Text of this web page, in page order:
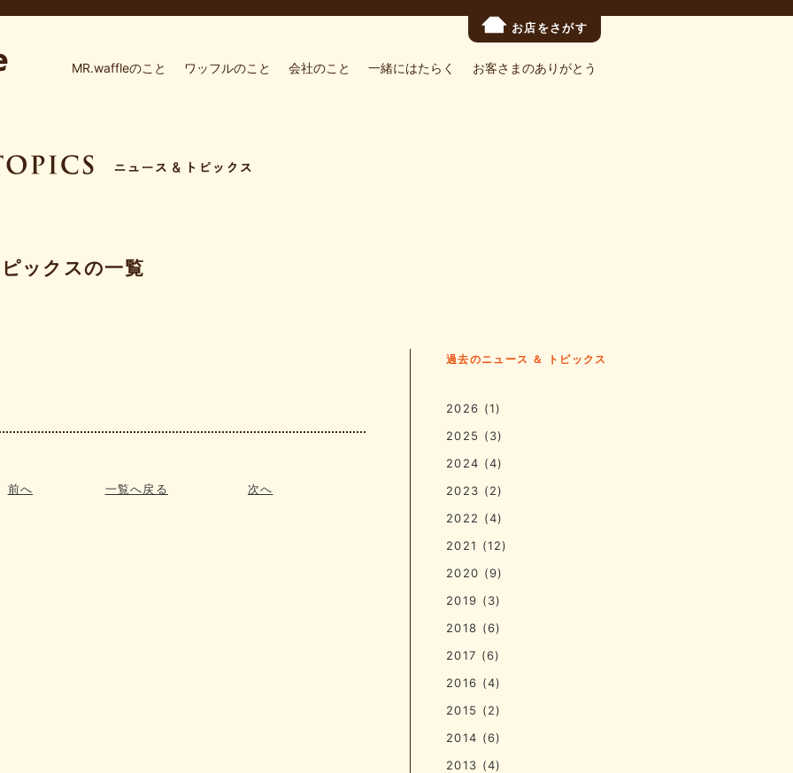
お店をさがす
MR.waffleのこと ワッフルのこと 会社のこと 一緒にはたらく お客さまのありがとう
ックスの一覧
前へ 一覧へ戻る 次へ
過去のニュース ＆ トピックス
2026 (1)
2025 (3)
2024 (4)
2023 (2)
2022 (4)
2021 (12)
2020 (9)
2019 (3)
2018 (6)
2017 (6)
2016 (4)
2015 (2)
2014 (6)
2013 (4)